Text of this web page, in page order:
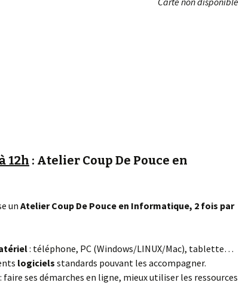
12h : Atelier Coup De Pouce en
un Atelier Coup De Pouce en Informatique, 2 fois par
: téléphone, PC (Windows/LINUX/Mac), tablette…
logiciels standards pouvant les accompagner.
: faire ses démarches en ligne, mieux utiliser les ressources